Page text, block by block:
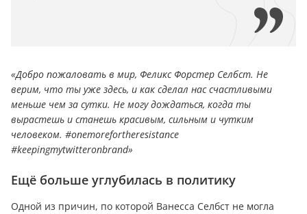
«Добро пожаловать в мир, Феликс Форстер Селбст. Не
верим, что ты уже здесь, и как сделал нас счастливыми
меньше чем за сутки. Не могу дождаться, когда ты
вырастешь и станешь красивым, сильным и чутким
человеком. #onemorefortheresistance
#keepingmytwitteronbrand»
Ещё больше углубилась в политику
Одной из причин, по которой Ванесса Селбст не могла